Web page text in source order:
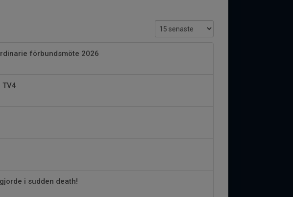
förbundsmöte 2026
TV4
i sudden death!